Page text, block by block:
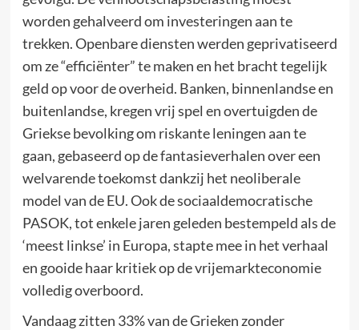
worden gehalveerd om investeringen aan te
trekken. Openbare diensten werden geprivatiseerd
om ze “efficiënter” te maken en het bracht tegelijk
geld op voor de overheid. Banken, binnenlandse en
buitenlandse, kregen vrij spel en overtuigden de
Griekse bevolking om riskante leningen aan te
gaan, gebaseerd op de fantasieverhalen over een
welvarende toekomst dankzij het neoliberale
model van de EU. Ook de sociaaldemocratische
PASOK, tot enkele jaren geleden bestempeld als de
‘meest linkse’ in Europa, stapte mee in het verhaal
en gooide haar kritiek op de vrijemarkteconomie
volledig overboord.
Vandaag zitten 33% van de Grieken zonder